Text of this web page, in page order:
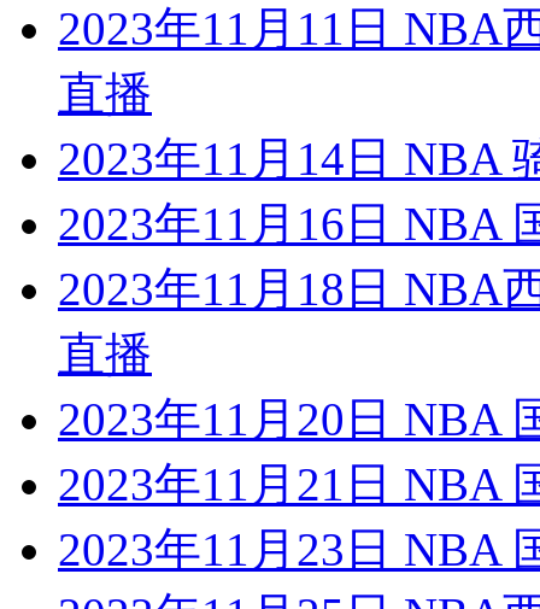
2023年11月11日 NBA
直播
2023年11月14日 NBA
2023年11月16日 NBA
2023年11月18日 NBA
直播
2023年11月20日 NBA
2023年11月21日 NBA
2023年11月23日 NBA